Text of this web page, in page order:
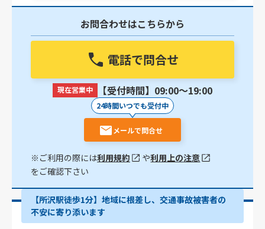
お問合わせはこちらから
電話で問合せ
現在営業中 【受付時間】09:00〜19:00
24時間いつでも受付中
メールで問合せ
※ご利用の際には利用規約 や利用上の注意
をご確認下さい
【所沢駅徒歩1分】地域に根差し、交通事故被害者の
不安に寄り添います